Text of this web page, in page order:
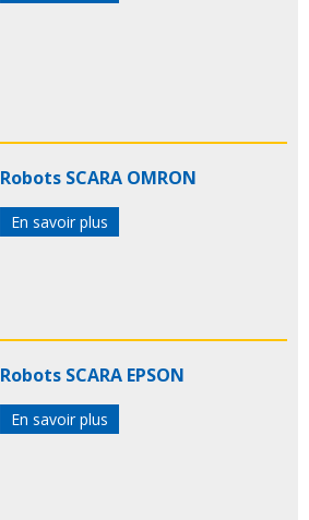
Robots SCARA OMRON
En savoir plus
Robots SCARA EPSON
En savoir plus